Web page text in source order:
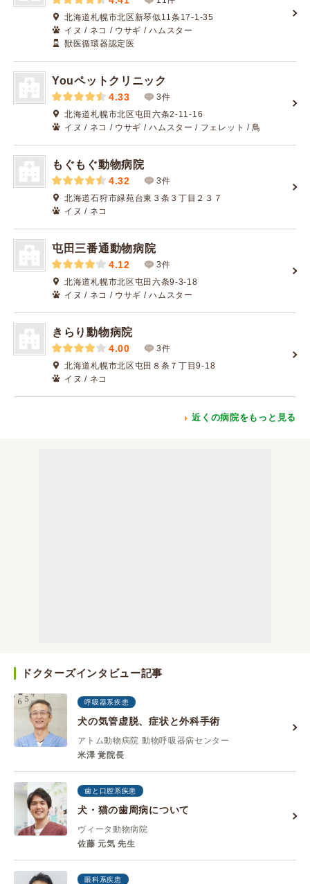
北海道札幌市北区新琴似11条17-1-35
イヌ / ネコ / ウサギ / ハムスター
獣医循環器認定医
Youペットクリニック
4.33
3件
北海道札幌市北区屯田六条2-11-16
イヌ / ネコ / ウサギ / ハムスター / フェレット / 鳥
もぐもぐ動物病院
4.32
3件
北海道石狩市緑苑台東３条３丁目２３７
イヌ / ネコ
屯田三番通動物病院
4.12
3件
北海道札幌市北区屯田六条9-3-18
イヌ / ネコ / ウサギ / ハムスター
きらり動物病院
4.00
3件
北海道札幌市北区屯田８条７丁目9-18
イヌ / ネコ
近くの病院をもっと見る
ドクターズインタビュー記事
呼吸器系疾患
犬の気管虚脱、症状と外科手術
アトム動物病院 動物呼吸器病センター
米澤 覚院長
歯と口腔系疾患
犬・猫の歯周病について
ヴィータ動物病院
佐藤 元気 先生
眼科系疾患